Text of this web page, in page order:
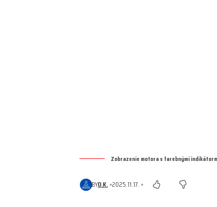
Zobrazenie motora s farebnými
BYO.K. 2025.11.17.